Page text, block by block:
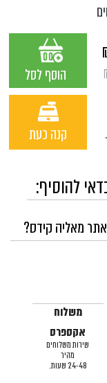
הוסף לסל
קנה כעת
להוסיף:
מאליה קידס?
משלוח
אקספרס
שירות משלוחים
מהיר
24-48 שעות.